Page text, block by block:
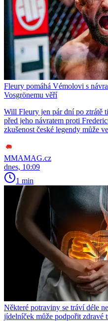
Fleury pomáhá Vémolovi s
Vosgrönemu věří
Will Fleury jen pár dní po ztrátě
před jeho návratem proti
zkušenost české legendy může
MMAMAG.cz
dnes, 10:09
1 min
Některé potraviny se tráví déle
jídelníček může podpořit zdravé